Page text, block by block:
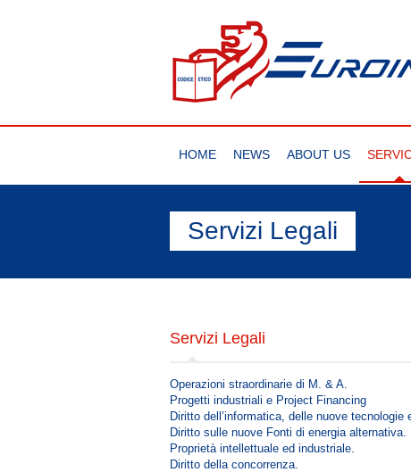
HOME NEWS ABOUT US
Servizi Legali
Servizi Legali
Operazioni straordinarie di M. & A.
Progetti industriali e Project Financing
Diritto dell’informatica, delle nuove tecnologie
Diritto sulle nuove Fonti di energia alternativa.
Proprietà intellettuale ed industriale.
Diritto della concorrenza.